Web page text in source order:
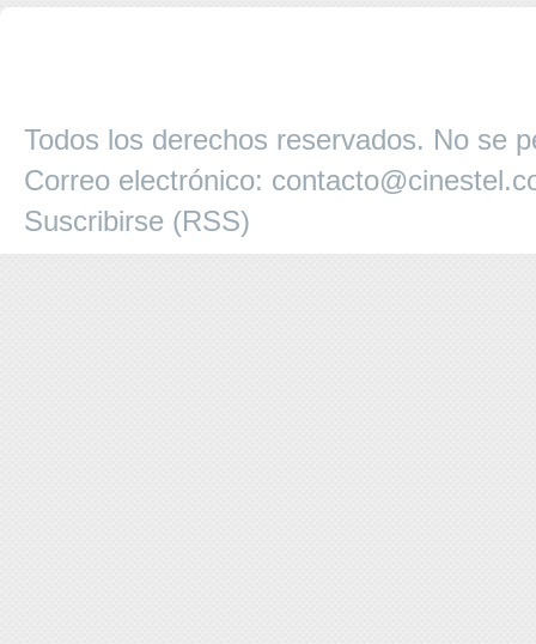
Todos los derechos reservados. No se
Correo electrónico:
Suscribirse (RSS)